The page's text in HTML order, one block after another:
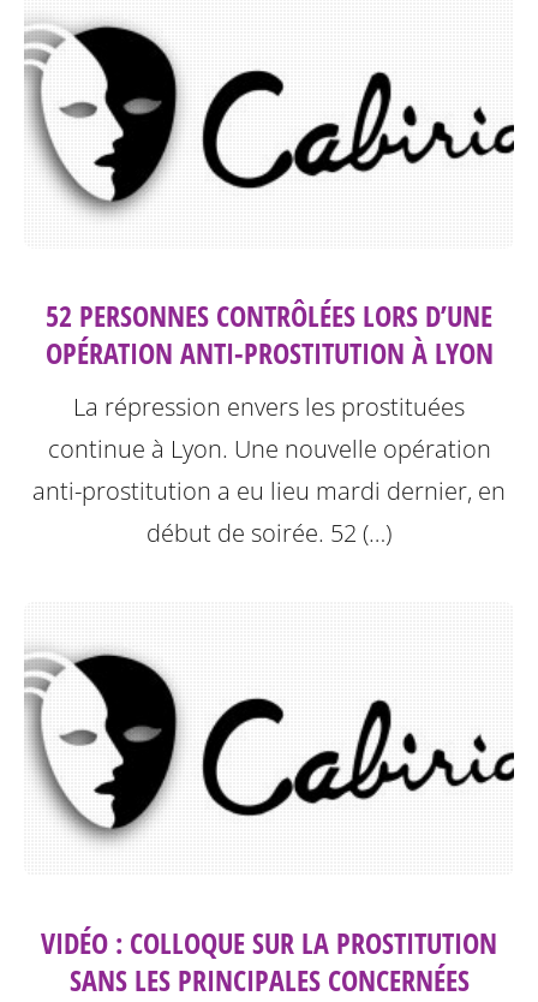
52 PERSONNES CONTRÔLÉES LORS D’UNE
OPÉRATION ANTI-PROSTITUTION À LYON
La répression envers les prostituées
continue à Lyon. Une nouvelle opération
anti-prostitution a eu lieu mardi dernier, en
début de soirée. 52 (…)
VIDÉO : COLLOQUE SUR LA PROSTITUTION
SANS LES PRINCIPALES CONCERNÉES